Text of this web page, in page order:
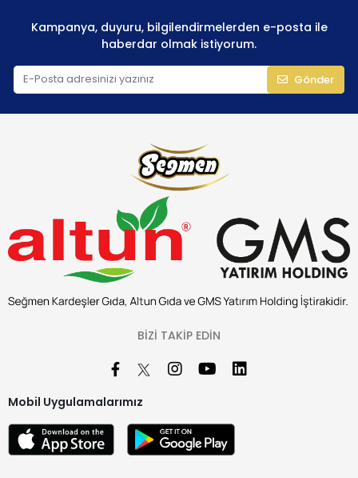
Kampanya, duyuru, bilgilendirmelerden e-posta ile
haberdar olmak istiyorum.
Gönder
BIZI TAKIP EDIN
Mobil Uygulamalarımız